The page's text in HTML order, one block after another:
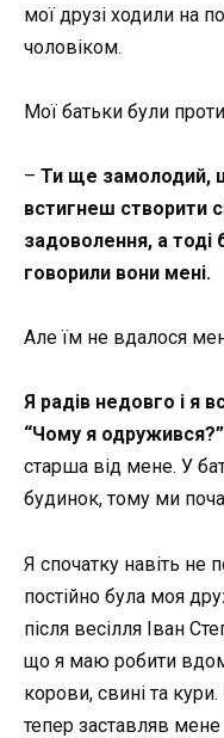
мої друзі ходили на
чоловіком.
Мої батьки були
– Ти ще замолодий,
встигнеш створити
задоволення, а
говорили вони мені.
Але їм не вдалося
Я радів недовго і я
“Чому я одружився?”
старша від мене. У
будинок, тому ми
Я спочатку навіть не
постійно була моя
після весілля Іван
що я маю робити
корови, свині та
тепер заставляв